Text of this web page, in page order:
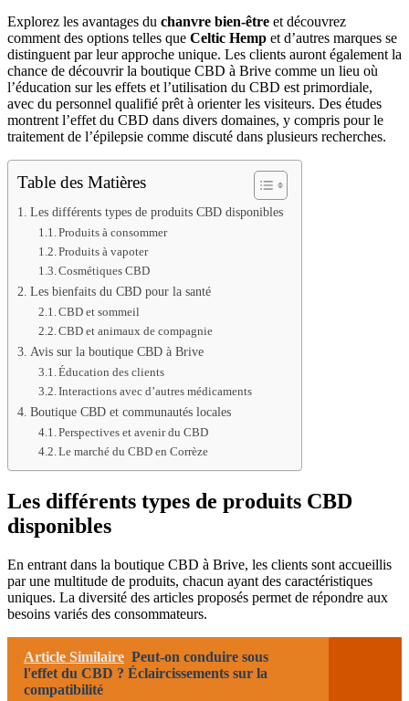
Explorez les avantages du chanvre bien-être et découvrez
comment des options telles que Celtic Hemp et d’autres marques se
distinguent par leur approche unique. Les clients auront également la
chance de découvrir la boutique CBD à Brive comme un lieu où
l’éducation sur les effets et l’utilisation du CBD est primordiale,
avec du personnel qualifié prêt à orienter les visiteurs. Des études
montrent l’effet du CBD dans divers domaines, y compris pour le
traitement de l’épilepsie comme discuté dans plusieurs recherches.
Table des Matières
Les différents types de produits CBD disponibles
Produits à consommer
Produits à vapoter
Cosmétiques CBD
Les bienfaits du CBD pour la santé
CBD et sommeil
CBD et animaux de compagnie
Avis sur la boutique CBD à Brive
Éducation des clients
Interactions avec d’autres médicaments
Boutique CBD et communautés locales
Perspectives et avenir du CBD
Le marché du CBD en Corrèze
Les différents types de produits CBD
disponibles
En entrant dans la boutique CBD à Brive, les clients sont accueillis
par une multitude de produits, chacun ayant des caractéristiques
uniques. La diversité des articles proposés permet de répondre aux
besoins variés des consommateurs.
Article Similaire Peut-on conduire sous
l'effet du CBD ? Éclaircissements sur la
compatibilité